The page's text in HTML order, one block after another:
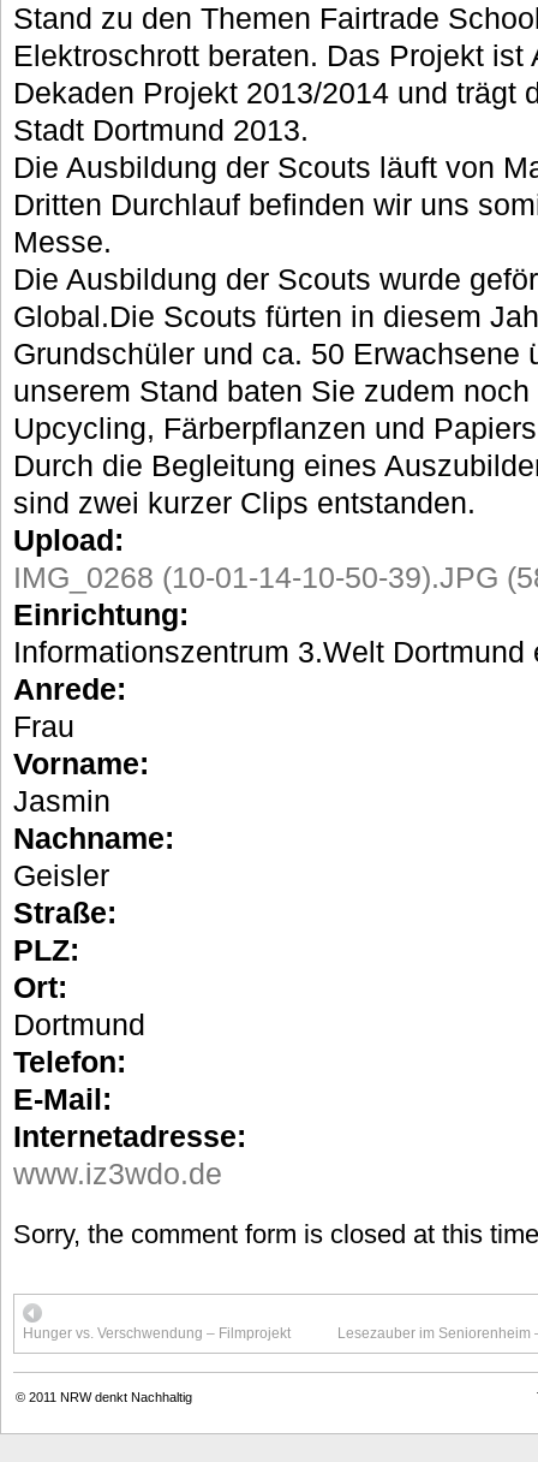
Stand zu den Themen Fairtrade
Elektroschrott beraten. Das Projekt
Dekaden Projekt 2013/2014 und trägt
Stadt Dortmund 2013.
Die Ausbildung der Scouts läuft von
Dritten Durchlauf befinden wir uns
Messe.
Die Ausbildung der Scouts wurde
Global.Die Scouts fürten in diesem
Grundschüler und ca. 50 Erwachsene
unserem Stand baten Sie zudem
Upcycling, Färberpflanzen und
Durch die Begleitung eines
sind zwei kurzer Clips entstanden.
Upload:
IMG_0268 (10-01-14-10-50-39).JPG
Einrichtung:
Informationszentrum 3.Welt Dortmund
Anrede:
Frau
Vorname:
Jasmin
Nachname:
Geisler
Straße:
PLZ:
Ort:
Dortmund
Telefon:
E-Mail:
Internetadresse:
www.iz3wdo.de
Sorry, the comment form is closed at this
Hunger vs. Verschwendung – Filmprojekt Lesezauber im
© 2011 NRW denkt Nachhaltig